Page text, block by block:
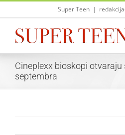
Skip
Super Teen |
Cineplexx bioskopi otvaraju
septembra